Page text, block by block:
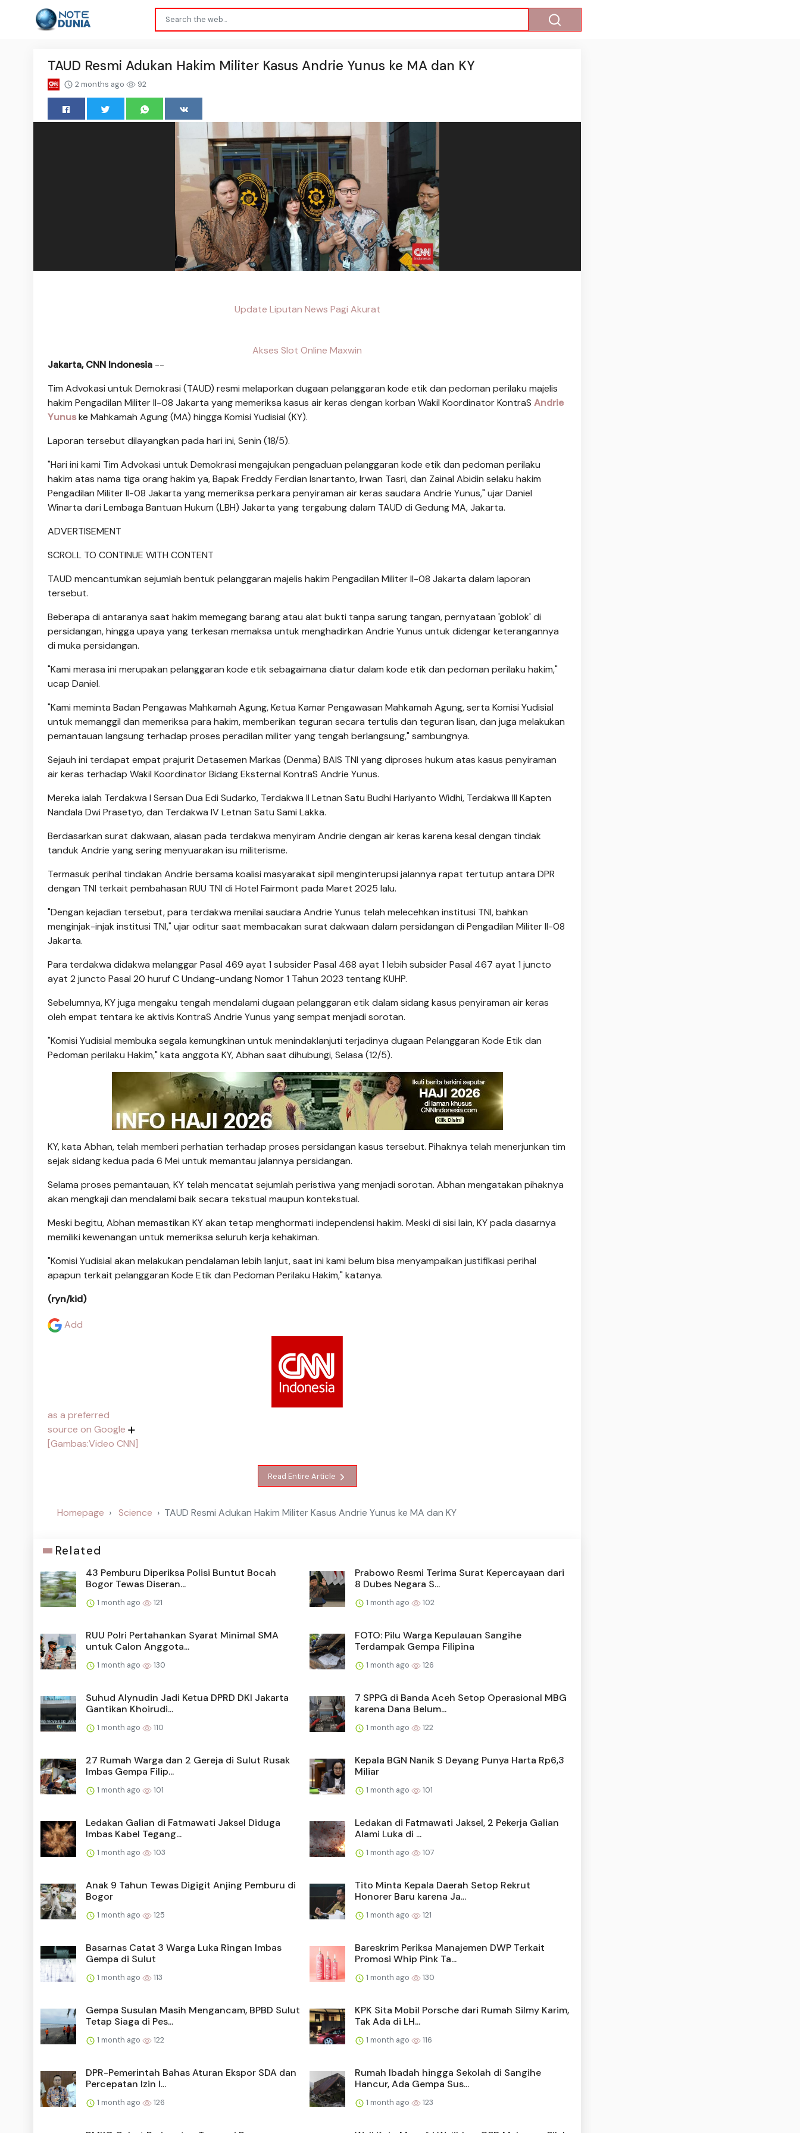
TAUD Resmi Adukan Hakim Militer Kasus Andrie Yunus ke MA dan KY
2 months ago 92
Update Liputan News Pagi Akurat
Akses Slot Online Maxwin
Jakarta, CNN Indonesia --
Tim Advokasi untuk Demokrasi (TAUD) resmi melaporkan dugaan pelanggaran kode etik dan pedoman perilaku majelis
hakim Pengadilan Militer II-08 Jakarta yang memeriksa kasus air keras dengan korban Wakil Koordinator KontraS Andrie
Yunuske Mahkamah Agung (MA) hingga Komisi Yudisial (KY).
Laporan tersebut dilayangkan pada hari ini, Senin (18/5).
"Hari ini kami Tim Advokasi untuk Demokrasi mengajukan pengaduan pelanggaran kode etik dan pedoman perilaku
hakim atas nama tiga orang hakim ya, Bapak Freddy Ferdian Isnartanto, Irwan Tasri, dan Zainal Abidin selaku hakim
Pengadilan Militer II-08 Jakarta yang memeriksa perkara penyiraman air keras saudara Andrie Yunus," ujar Daniel
Winarta dari Lembaga Bantuan Hukum (LBH) Jakarta yang tergabung dalam TAUD di Gedung MA, Jakarta.
ADVERTISEMENT
SCROLL TO CONTINUE WITH CONTENT
TAUD mencantumkan sejumlah bentuk pelanggaran majelis hakim Pengadilan Militer II-08 Jakarta dalam laporan
tersebut.
Beberapa di antaranya saat hakim memegang barang atau alat bukti tanpa sarung tangan, pernyataan 'goblok' di
persidangan, hingga upaya yang terkesan memaksa untuk menghadirkan Andrie Yunus untuk didengar keterangannya
di muka persidangan.
"Kami merasa ini merupakan pelanggaran kode etik sebagaimana diatur dalam kode etik dan pedoman perilaku hakim,"
ucap Daniel.
"Kami meminta Badan Pengawas Mahkamah Agung, Ketua Kamar Pengawasan Mahkamah Agung, serta Komisi Yudisial
untuk memanggil dan memeriksa para hakim, memberikan teguran secara tertulis dan teguran lisan, dan juga melakukan
pemantauan langsung terhadap proses peradilan militer yang tengah berlangsung," sambungnya.
Sejauh ini terdapat empat prajurit Detasemen Markas (Denma) BAIS TNI yang diproses hukum atas kasus penyiraman
air keras terhadap Wakil Koordinator Bidang Eksternal KontraS Andrie Yunus.
Mereka ialah Terdakwa I Sersan Dua Edi Sudarko, Terdakwa II Letnan Satu Budhi Hariyanto Widhi, Terdakwa III Kapten
Nandala Dwi Prasetyo, dan Terdakwa IV Letnan Satu Sami Lakka.
Berdasarkan surat dakwaan, alasan pada terdakwa menyiram Andrie dengan air keras karena kesal dengan tindak
tanduk Andrie yang sering menyuarakan isu militerisme.
Termasuk perihal tindakan Andrie bersama koalisi masyarakat sipil menginterupsi jalannya rapat tertutup antara DPR
dengan TNI terkait pembahasan RUU TNI di Hotel Fairmont pada Maret 2025 lalu.
"Dengan kejadian tersebut, para terdakwa menilai saudara Andrie Yunus telah melecehkan institusi TNI, bahkan
menginjak-injak institusi TNI," ujar oditur saat membacakan surat dakwaan dalam persidangan di Pengadilan Militer II-08
Jakarta.
Para terdakwa didakwa melanggar Pasal 469 ayat 1 subsider Pasal 468 ayat 1 lebih subsider Pasal 467 ayat 1 juncto
ayat 2 juncto Pasal 20 huruf C Undang-undang Nomor 1 Tahun 2023 tentang KUHP.
Sebelumnya, KY juga mengaku tengah mendalami dugaan pelanggaran etik dalam sidang kasus penyiraman air keras
oleh empat tentara ke aktivis KontraS Andrie Yunus yang sempat menjadi sorotan.
"Komisi Yudisial membuka segala kemungkinan untuk menindaklanjuti terjadinya dugaan Pelanggaran Kode Etik dan
Pedoman perilaku Hakim," kata anggota KY, Abhan saat dihubungi, Selasa (12/5).
KY, kata Abhan, telah memberi perhatian terhadap proses persidangan kasus tersebut. Pihaknya telah menerjunkan tim
sejak sidang kedua pada 6 Mei untuk memantau jalannya persidangan.
Selama proses pemantauan, KY telah mencatat sejumlah peristiwa yang menjadi sorotan. Abhan mengatakan pihaknya
akan mengkaji dan mendalami baik secara tekstual maupun kontekstual.
Meski begitu, Abhan memastikan KY akan tetap menghormati independensi hakim. Meski di sisi lain, KY pada dasarnya
memiliki kewenangan untuk memeriksa seluruh kerja kehakiman.
"Komisi Yudisial akan melakukan pendalaman lebih lanjut, saat ini kami belum bisa menyampaikan justifikasi perihal
apapun terkait pelanggaran Kode Etik dan Pedoman Perilaku Hakim," katanya.
(ryn/kid)
Add
as a preferred
source on Google
[Gambas:Video CNN]
Read Entire Article
Homepage Science TAUD Resmi Adukan Hakim Militer Kasus Andrie Yunus ke MA dan KY
Related
43 Pemburu Diperiksa Polisi Buntut Bocah
Bogor Tewas Diseran...
1 month ago 121
Prabowo Resmi Terima Surat Kepercayaan dari
8 Dubes Negara S...
1 month ago 102
RUU Polri Pertahankan Syarat Minimal SMA
untuk Calon Anggota...
1 month ago 130
FOTO: Pilu Warga Kepulauan Sangihe
Terdampak Gempa Filipina
1 month ago 126
Suhud Alynudin Jadi Ketua DPRD DKI Jakarta
Gantikan Khoirudi...
1 month ago 110
7 SPPG di Banda Aceh Setop Operasional MBG
karena Dana Belum...
1 month ago 122
27 Rumah Warga dan 2 Gereja di Sulut Rusak
Imbas Gempa Filip...
1 month ago 101
Kepala BGN Nanik S Deyang Punya Harta Rp6,3
Miliar
1 month ago 101
Ledakan Galian di Fatmawati Jaksel Diduga
Imbas Kabel Tegang...
1 month ago 103
Ledakan di Fatmawati Jaksel, 2 Pekerja Galian
Alami Luka di ...
1 month ago 107
Anak 9 Tahun Tewas Digigit Anjing Pemburu di
Bogor
1 month ago 125
Tito Minta Kepala Daerah Setop Rekrut
Honorer Baru karena Ja...
1 month ago 121
Basarnas Catat 3 Warga Luka Ringan Imbas
Gempa di Sulut
1 month ago 113
Bareskrim Periksa Manajemen DWP Terkait
Promosi Whip Pink Ta...
1 month ago 130
Gempa Susulan Masih Mengancam, BPBD Sulut
Tetap Siaga di Pes...
1 month ago 122
KPK Sita Mobil Porsche dari Rumah Silmy Karim,
Tak Ada di LH...
1 month ago 116
DPR-Pemerintah Bahas Aturan Ekspor SDA dan
Percepatan Izin I...
1 month ago 126
Rumah Ibadah hingga Sekolah di Sangihe
Hancur, Ada Gempa Sus...
1 month ago 123